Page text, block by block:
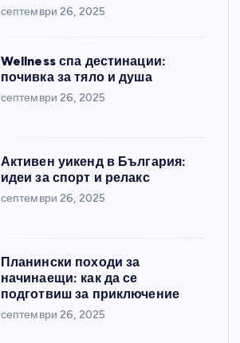
септември 26, 2025
Wellness спа дестинации:
почивка за тяло и душа
септември 26, 2025
Активен уикенд в България:
идеи за спорт и релакс
септември 26, 2025
Планински походи за
начинаещи: как да се
подготвиш за приключение
септември 26, 2025